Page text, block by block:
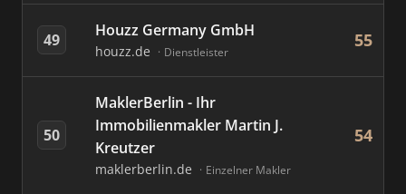
49 Houzz Germany GmbH
houzz.de Dienstleister
55
50
MaklerBerlin - Ihr
Immobilienmakler Martin J.
Kreutzer
maklerberlin.de Einzelner Makler
54